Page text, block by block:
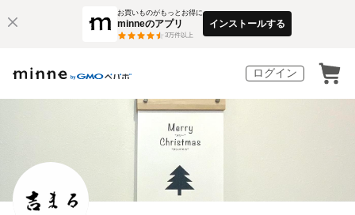
お買いものがもっとお得に
minneのアプリ
3万件以上
インストールする
ログイン